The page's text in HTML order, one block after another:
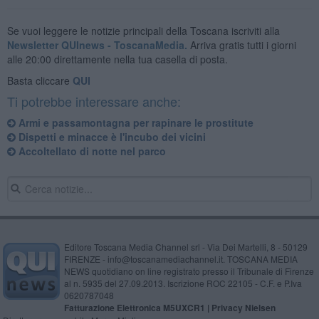
Se vuoi leggere le notizie principali della Toscana iscriviti alla
Newsletter QUInews - ToscanaMedia. Arriva gratis tutti i giorni
alle 20:00 direttamente nella tua casella di posta.
Basta cliccare QUI
Ti potrebbe interessare anche:
Armi e passamontagna per rapinare le prostitute
Dispetti e minacce è l'incubo dei vicini
Accoltellato di notte nel parco
Editore Toscana Media Channel srl - Via Dei Martelli, 8 - 50129
FIRENZE - info@toscanamediachannel.it. TOSCANA MEDIA
NEWS quotidiano on line registrato presso il Tribunale di Firenze
al n. 5935 del 27.09.2013. Iscrizione ROC 22105 - C.F. e P.Iva
0620787048
Fatturazione Elettronica M5UXCR1 | Privacy Nielsen